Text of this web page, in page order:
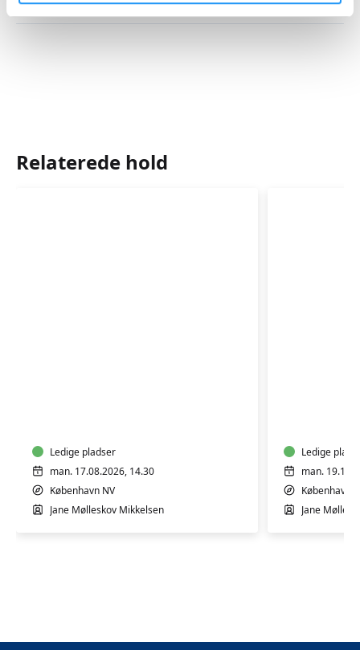
Mødegange
Relaterede hold
Ledige pladser
man. 17.08.2026, 14.30
København NV
Jane Mølleskov Mikkelsen
Ledige
man.
København
Jane